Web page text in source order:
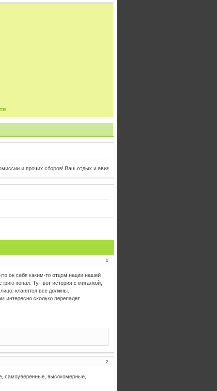
сборов! Ваш отдых и авиабилеты в одном клике от Вас!
1
он себя каким-то отцом нации нашей
попал. Тут вот история с мигалкой,
кланятся все должны.
интересно сколько перепадет.
2
самоуверенные, высокомерные,